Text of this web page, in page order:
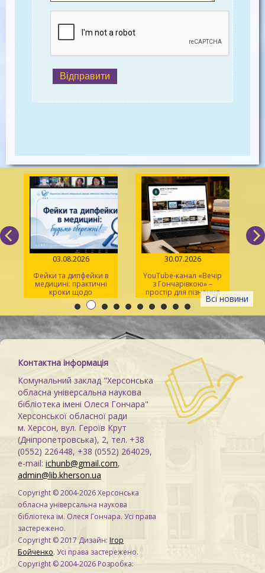
Відправити
Всі новини
03.08.2026
Фейки та дипфейки в
медицині: практичні
кроки щодо
розпізнавання
30.07.2026
YouTube-канал «Вечір
з Гончарівкою» –
простір для пізнання
та натхнення
Контактна інформація
Комунальний заклад "Херсонська
обласна універсальна наукова
бібліотека імені Олеся Гончара"
Херсонської обласної ради
м. Херсон, вул. Героїв Крут
(Дніпропетровська), 2, тел. +38
(0552) 226448, +38 (0552) 264029,
e-mail: ichunb@gmail.com,
admin@lib.kherson.ua
Copyright © 2004-2026 Херсонська
обласна універсальна наукова
бібліотека ім. Олеся Гончара. Усі права
застережено.
Copyright © 2017 Дизайн: Ігор
Бойченко. Усі права застережено.
Copyright © 2004-2026 Розробка: